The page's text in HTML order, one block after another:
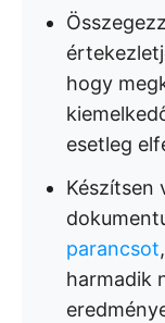
hogy
esetleg
Készítsen
parancsot
harmadik